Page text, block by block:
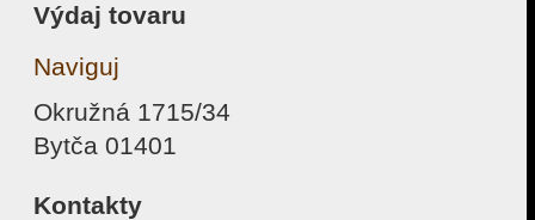
Výdaj tovaru
Naviguj
Okružná 1715/34
Bytča 01401
Kontakty